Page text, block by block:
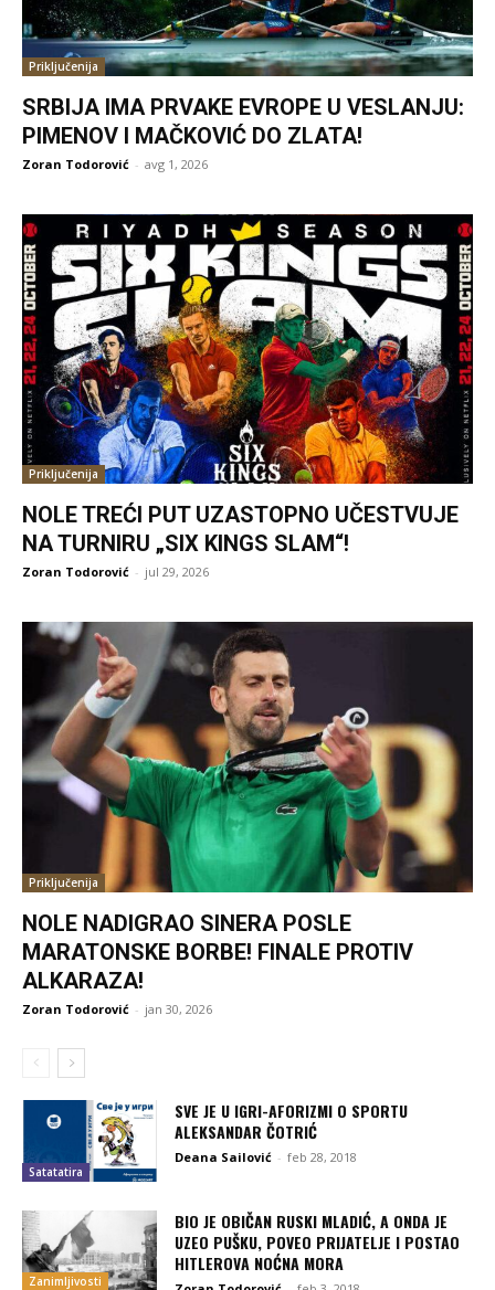
Priključenija
SRBIJA IMA PRVAKE EVROPE U VESLANJU:
PIMENOV I MAČKOVIĆ DO ZLATA!
Zoran Todorović - avg 1, 2026
Priključenija
NOLE TREĆI PUT UZASTOPNO UČESTVUJE
NA TURNIRU „SIX KINGS SLAM“!
Zoran Todorović - jul 29, 2026
Priključenija
NOLE NADIGRAO SINERA POSLE
MARATONSKE BORBE! FINALE PROTIV
ALKARAZA!
Zoran Todorović - jan 30, 2026
Satatatira
SVE JE U IGRI-AFORIZMI O SPORTU
ALEKSANDAR ČOTRIĆ
Deana Sailović - feb 28, 2018
Zanimljivosti
BIO JE OBIČAN RUSKI MLADIĆ, A ONDA JE
UZEO PUŠKU, POVEO PRIJATELJE I POSTAO
HITLEROVA NOĆNA MORA